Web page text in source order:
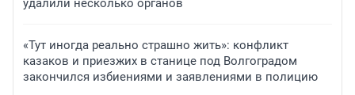
удалили несколько органов
«Тут иногда реально страшно жить»: конфликт
казаков и приезжих в станице под Волгоградом
закончился избиениями и заявлениями в полицию